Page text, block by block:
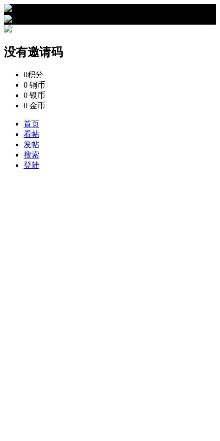
没有邀请码
0积分
0 铜币
0 银币
0 金币
首页
看帖
发帖
搜索
登陆